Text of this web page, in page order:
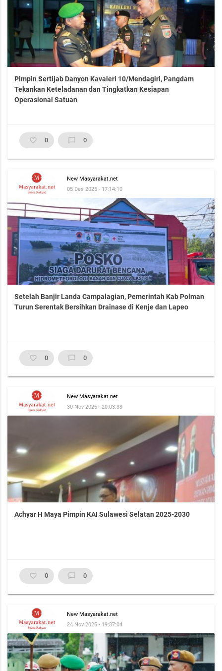
Pimpin Sertijab Danyon Kavaleri 10/Mendagiri, Pangdam
Tekankan Keteladanan dan Tingkatkan Kesiapan
Operasional Satuan
favorite_border 0 chat_bubble_outline 0
New Masyarakat.net
05 Des 2025 - 17:14:10
Setelah Banjir Landa Campalagian, Pemerintah Kab Polman
Turun Serentak Bersihkan Drainase di Kenje dan Lapeo
favorite_border 0 chat_bubble_outline 0
New Masyarakat.net
30 Nov 2025 - 20:03:33
Achyar H Maya Pimpin KAI Sulawesi Selatan 2025-2030
favorite_border 0 chat_bubble_outline 0
New Masyarakat.net
24 Nov 2025 - 19:37:04